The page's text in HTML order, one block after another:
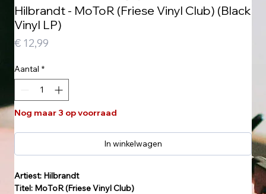
Hilbrandt - MoToR (Friese Vinyl Club) (Black
Vinyl LP)
€ 12,99
Aantal *
Nog maar 3 op voorraad
In winkelwagen
Artiest: Hilbrandt
Titel: MoToR (Friese Vinyl Club)